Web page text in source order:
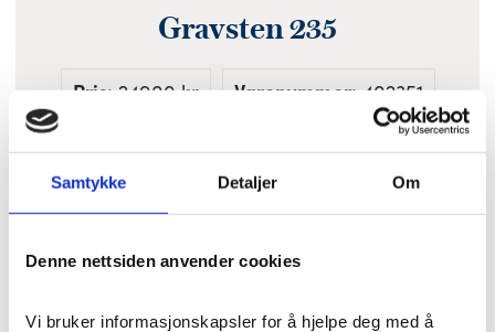
Samtykke Detaljer Om
Denne nettsiden anvender cookies
Vi bruker informasjonskapsler for å hjelpe deg med å
Gravsten 235
Pris: 24900 kr Varenummer: 402351
Polert/rå